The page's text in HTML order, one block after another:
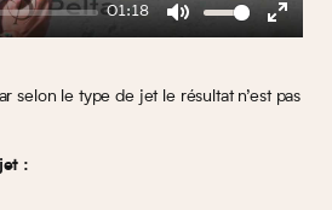
01:18
selon le type de jet le résultat n’est pas
: